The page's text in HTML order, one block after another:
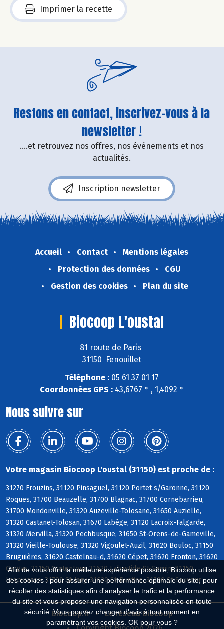
Afin de vous offrir la meilleure expérience possible, Biocoop utilise
des cookies : pour assurer une performance optimale du site, pour
récolter des statistiques afin d'analyser le trafic et la performance
du site et vous proposer une navigation personnalisée en toute
sécurité. Vous pouvez changer d'avis à tout moment en
paramétrant vos cookies. OK pour vous ?
Imprimer la recette
Restons en contact, inscrivez-vous à la
newsletter !
....et retrouvez nos offres, nos événements et nos
actualités.
Inscription newsletter
Accueil Contact
Mentions légales
Protection des données
CGU
Gestion des cookies
Plan du site
Biocoop L'oustal
81 route de Paris
31150 Fenouillet
Téléphone : 05 61 37 01 17
Coordonnées GPS : 43,6767 ° , 1,4092 °
Nous suivre sur
Votre magasin Biocoop L'oustal (31150) est proche de :
31270 Frouzins, 31120 Pinsaguel, 31120 Portet s/Garonne, 31120
Roques, 31700 Beauzelle, 31700 Blagnac, 31700 Cornebarrieu,
31700 Mondonville, 31320 Auzeville-Tolosane, 31650 Auzielle,
31320 Castanet-Tolosan, 31670 Labège, 31120 Lacroix-Falgarde,
31320 Mervilla, 31320 Pechbusque, 31650 St-Orens-de-Gameville,
31320 Vieille-Toulouse, 31320 Vigoulet-Auzil, 31620 Bouloc, 31150
Bruguières, 31620 Castelnau-d, 31620 Cépet, 31620 Fronton, 31620
Gargas, 31150 Gratentour, 31620 Labastide-St-Sernin, 31150
Lespinasse, 31790 St-Jory, 31620 St-Rustice, 31790 St-Sauveur
Biocoop.fr
Le réseau Biocoop